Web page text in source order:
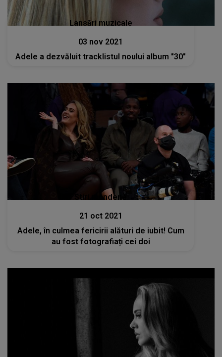
Lansări muzicale
03 nov 2021
Adele a dezvăluit tracklistul noului album "30"
Stiri mondene
21 oct 2021
Adele, în culmea fericirii alături de iubit! Cum
au fost fotografiați cei doi